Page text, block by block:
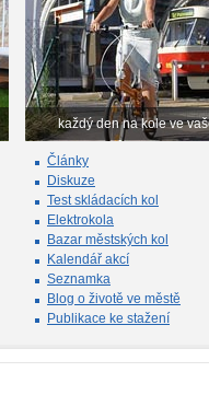
každý den na kole ve
Články
Diskuze
Test skládacích kol
Elektrokola
Bazar městských kol
Kalendář akcí
Seznamka
Blog o životě ve městě
Publikace ke stažení